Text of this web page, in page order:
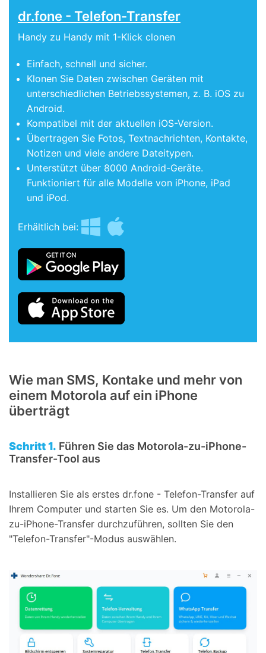
dr.fone - Telefon-Transfer
Handy zu Handy mit 1-Klick clonen
Einfach, schnell und sicher.
Klonen Sie Daten zwischen Geräten mit
unterschiedlichen Betriebssystemen, z. B. iOS zu
Android.
Kompatibel mit der aktuellen iOS-Version.
Übertragen Sie Fotos, Textnachrichten, Kontakte,
Notizen und viele andere Dateitypen.
Unterstützt über 8000 Android-Geräte.
Funktioniert für alle Modelle von iPhone, iPad
und iPod.
Erhältlich bei:
Wie man SMS, Kontake und mehr von
einem Motorola auf ein iPhone
überträgt
Schritt 1. Führen Sie das Motorola-zu-iPhone-
Transfer-Tool aus
Installieren Sie als erstes dr.fone - Telefon-Transfer auf
Ihrem Computer und starten Sie es. Um den Motorola-
zu-iPhone-Transfer durchzuführen, sollten Sie den
"Telefon-Transfer"-Modus auswählen.